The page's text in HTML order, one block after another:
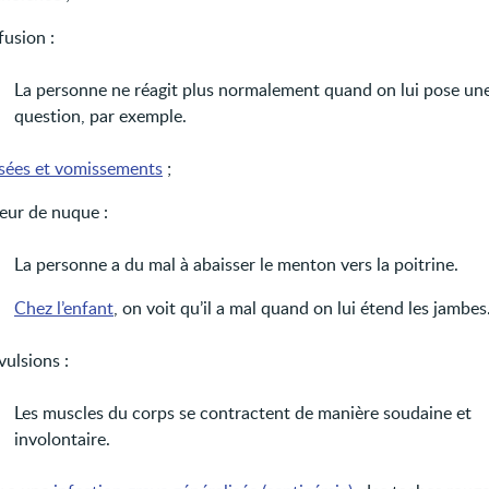
:
La personne ne réagit plus normalement quand on lui pose
question, par exemple.
et vomissements ;
de nuque :
La personne a du mal à abaisser le menton vers la poitrine.
Chez l’enfant, on voit qu’il a mal quand on lui étend les
:
Les muscles du corps se contractent de manière soudaine et
involontaire.